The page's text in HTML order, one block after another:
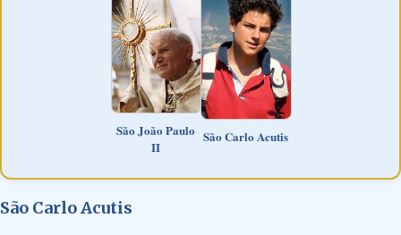
São João Paulo
II
São Carlo Acutis
São Carlo Acutis